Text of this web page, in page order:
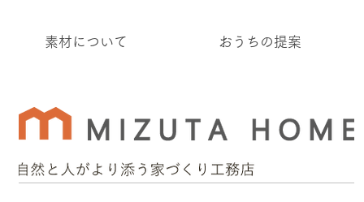
素材について おうちの提案